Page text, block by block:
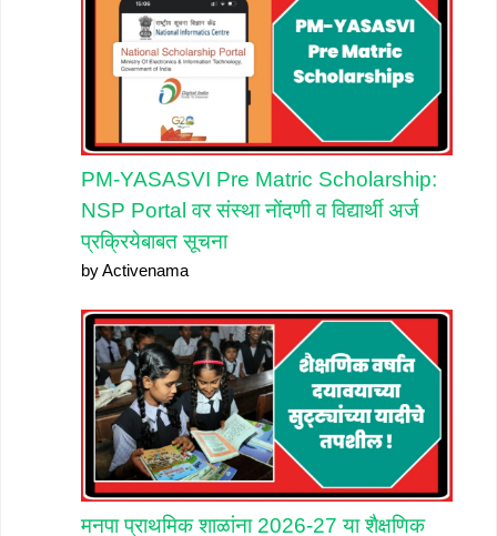
PM-YASASVI Pre Matric Scholarship:
NSP Portal वर संस्था नोंदणी व विद्यार्थी अर्ज
प्रक्रियेबाबत सूचना
by Activenama
मनपा प्राथमिक शाळांना 2026-27 या शैक्षणिक